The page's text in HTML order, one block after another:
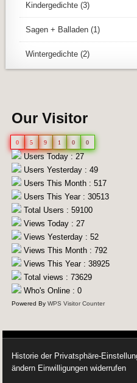
Kindergedichte (3)
Sagen + Balladen (1)
Wintergedichte (2)
Our Visitor
0 5 9 1 0 0
Users Today : 27
Users Yesterday : 49
Users This Month : 517
Users This Year : 30513
Total Users : 59100
Views Today : 27
Views Yesterday : 52
Views This Month : 792
Views This Year : 38925
Total views : 73629
Who's Online : 0
Powered ByWPS Visitor Counter
Historie der Privatsphäre-
ändern Einwilligungen widerrufen